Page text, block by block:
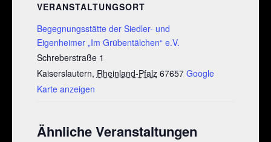
VERANSTALTUNGSORT
Begegnungsstätte der Siedler- und
Eigenheimer „Im Grübentälchen“ e.V.
Schreberstraße 1
Kaiserslautern, Rheinland-Pfalz 67657 Google
Karte anzeigen
Ähnliche Veranstaltungen